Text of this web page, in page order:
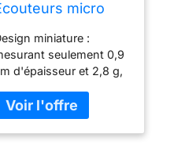
micro
sur le
écouteurs de
avec
du bruit,
doux et ajusté
la nuit, fins
légers, 28
miniature :
seulement 0,9
d'épaisseur et 2,8 g,
sommeil légers sont
pour un confort
lorsqu'ils